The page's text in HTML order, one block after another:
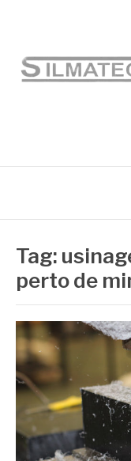
conteúdo
Tag:
perto de